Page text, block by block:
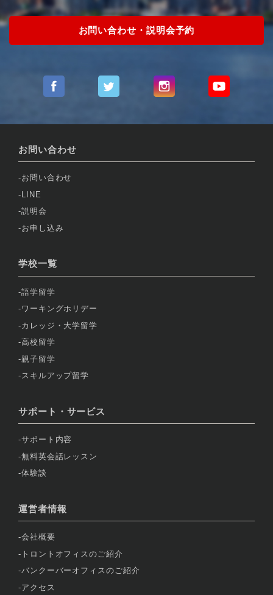
お問い合わせ・説明会予約
お問い合わせ
お問い合わせ
LINE
説明会
お申し込み
学校一覧
語学留学
ワーキングホリデー
カレッジ・大学留学
高校留学
親子留学
スキルアップ留学
サポート・サービス
サポート内容
無料英会話レッスン
体験談
運営者情報
会社概要
トロントオフィスのご紹介
バンクーバーオフィスのご紹介
アクセス